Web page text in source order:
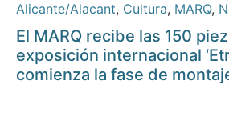
Alicante/Alacant, Cultura, MARQ,
El MARQ recibe las 150
exposición internacional
comienza la fase de